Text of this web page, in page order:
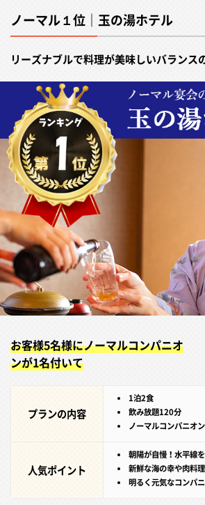
ノーマル１位｜玉の湯ホテル
リーズナブルで料理が美味しいバランス
お客様5名様にノーマルコンパニオ
ンが1名付いて
プランの内容
1泊2食
飲み放題120分
ノーマルコンパニオ
人気ポイント
朝陽が自慢！水平線
新鮮な海の幸や肉料
明るく元気なコンパ